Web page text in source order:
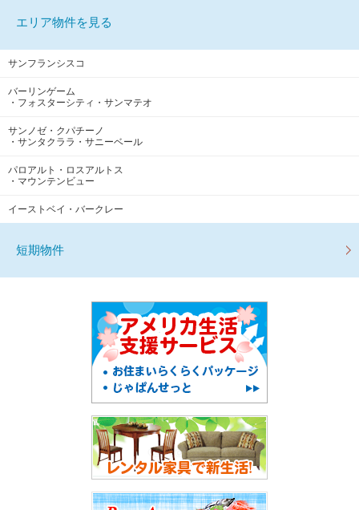
エリア物件を見る
サンフランシスコ
バーリンゲーム
・フォスターシティ・サンマテオ
サンノゼ・クパチーノ
・サンタクララ・サニーベール
パロアルト・ロスアルトス
・マウンテンビュー
イーストベイ・バークレー
短期物件